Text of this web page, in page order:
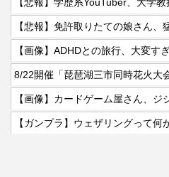
【悲報】免許取りたての娘さん
【画像】ADHDとの旅行、大変す
8/22開催「琵琶湖三市同時花火大
【画像】カードゲーム屋さん、
【ガンプラ】ウェザリングって